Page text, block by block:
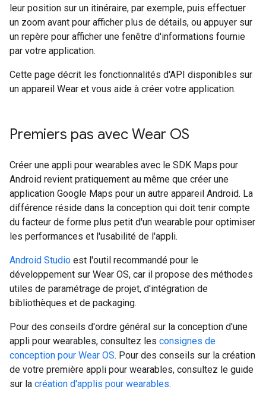
leur position sur un itinéraire, par exemple, puis effectuer
un zoom avant pour afficher plus de détails, ou appuyer sur
un repère pour afficher une fenêtre d'informations fournie
par votre application.
Cette page décrit les fonctionnalités d'API disponibles sur
un appareil Wear et vous aide à créer votre application.
Premiers pas avec Wear OS
Créer une appli pour wearables avec le SDK Maps pour
Android revient pratiquement au même que créer une
application Google Maps pour un autre appareil Android. La
différence réside dans la conception qui doit tenir compte
du facteur de forme plus petit d'un wearable pour optimiser
les performances et l'usabilité de l'appli.
Android Studio est l'outil recommandé pour le
développement sur Wear OS, car il propose des méthodes
utiles de paramétrage de projet, d'intégration de
bibliothèques et de packaging.
Pour des conseils d'ordre général sur la conception d'une
appli pour wearables, consultez les consignes de
conception pour Wear OS. Pour des conseils sur la création
de votre première appli pour wearables, consultez le guide
sur la création d'applis pour wearables.